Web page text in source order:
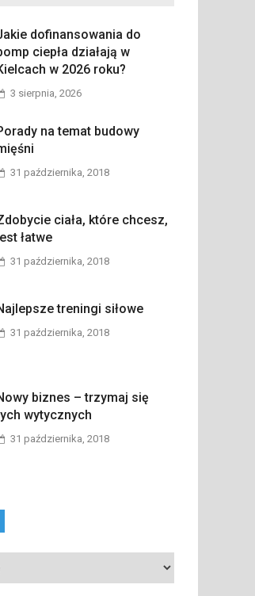
dofinansowania do
ciepła działają w
w 2026 roku?
3 sierpnia, 2026
na temat budowy
31 października, 2018
ciała, które chcesz,
łatwe
31 października, 2018
treningi siłowe
31 października, 2018
biznes – trzymaj się
wytycznych
31 października, 2018